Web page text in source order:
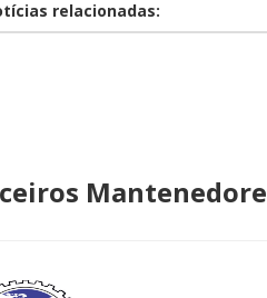
relacionadas: